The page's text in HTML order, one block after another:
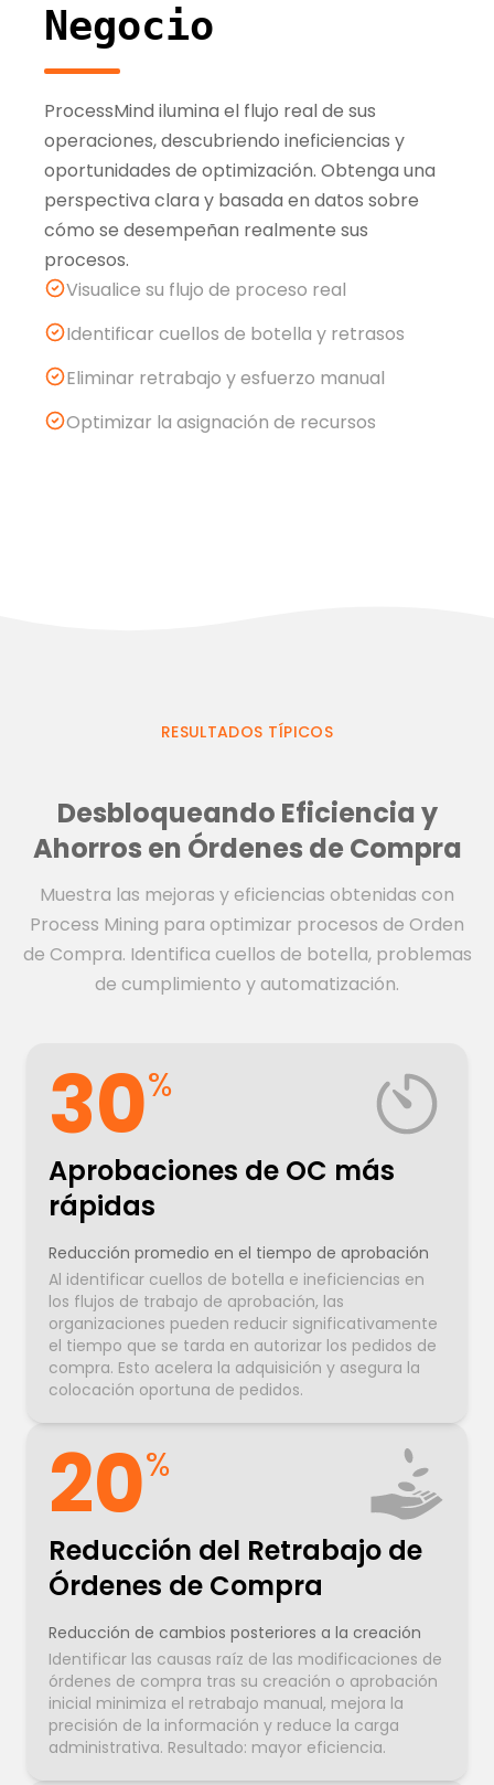
Negocio
ProcessMind ilumina el flujo real de sus
operaciones, descubriendo ineficiencias y
oportunidades de optimización. Obtenga una
perspectiva clara y basada en datos sobre
cómo se desempeñan realmente sus
procesos.
Visualice su flujo de proceso real
Identificar cuellos de botella y retrasos
Eliminar retrabajo y esfuerzo manual
Optimizar la asignación de recursos
RESULTADOS TÍPICOS
Desbloqueando Eficiencia y
Ahorros en Órdenes de Compra
Muestra las mejoras y eficiencias obtenidas con
Process Mining para optimizar procesos de Orden
de Compra. Identifica cuellos de botella, problemas
de cumplimiento y automatización.
30%
Aprobaciones de OC más
rápidas
Reducción promedio en el tiempo de aprobación
Al identificar cuellos de botella e ineficiencias en
los flujos de trabajo de aprobación, las
organizaciones pueden reducir significativamente
el tiempo que se tarda en autorizar los pedidos de
compra. Esto acelera la adquisición y asegura la
colocación oportuna de pedidos.
20%
Reducción del Retrabajo de
Órdenes de Compra
Reducción de cambios posteriores a la creación
Identificar las causas raíz de las modificaciones de
órdenes de compra tras su creación o aprobación
inicial minimiza el retrabajo manual, mejora la
precisión de la información y reduce la carga
administrativa. Resultado: mayor eficiencia.